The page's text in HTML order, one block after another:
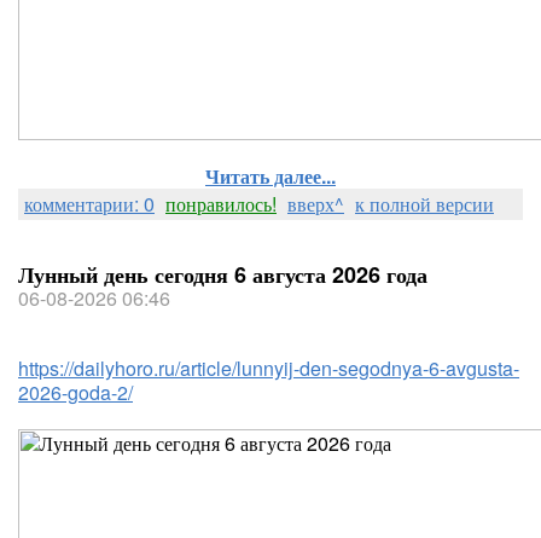
Читать далее...
комментарии: 0 понравилось! вверх^ к полной версии
Лунный день сегодня 6 августа 2026 года
06-08-2026 06:46
https://dailyhoro.ru/article/lunnyij-den-segodnya-6-avgusta-
2026-goda-2/